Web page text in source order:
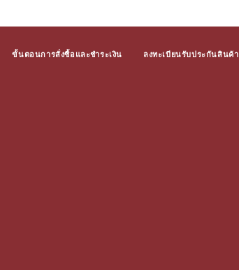
ขั้นตอนการสั่งซื้อและชำระเงิน ลงทะเบียนรับประกันสินค้า